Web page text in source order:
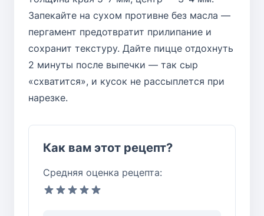
Запекайте на сухом противне без масла —
пергамент предотвратит прилипание и
сохранит текстуру. Дайте пицце отдохнуть
2 минуты после выпечки — так сыр
«схватится», и кусок не рассыплется при
нарезке.
Как вам этот рецепт?
Средняя оценка рецепта: